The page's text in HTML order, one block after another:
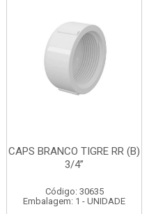
CAPS BRANCO TIGRE RR (B)
3/4”
Código: 30635
Embalagem: 1 - UNIDADE